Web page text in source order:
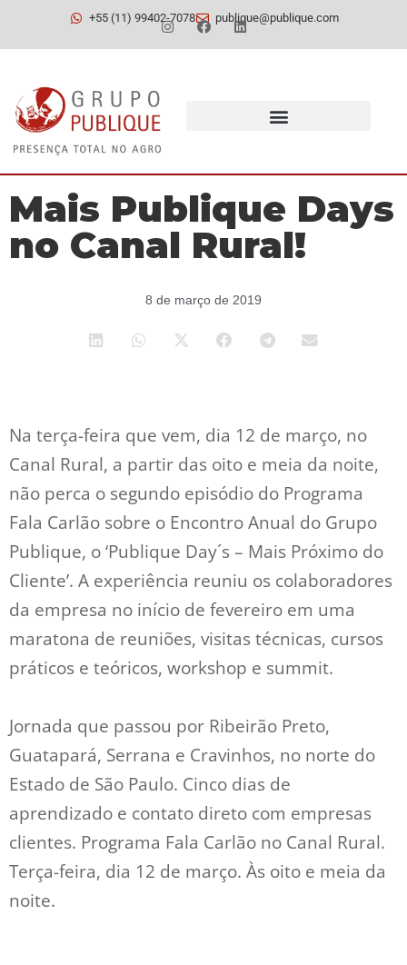
+55 (11) 99402-7078 publique@publique.com
Mais Publique Days
no Canal Rural!
8 de março de 2019
Na terça-feira que vem, dia 12 de março, no
Canal Rural, a partir das oito e meia da noite,
não perca o segundo episódio do Programa
Fala Carlão sobre o Encontro Anual do Grupo
Publique, o ‘Publique Day´s – Mais Próximo do
Cliente’. A experiência reuniu os colaboradores
da empresa no início de fevereiro em uma
maratona de reuniões, visitas técnicas, cursos
práticos e teóricos, workshop e summit.
Jornada que passou por Ribeirão Preto,
Guatapará, Serrana e Cravinhos, no norte do
Estado de São Paulo. Cinco dias de
aprendizado e contato direto com empresas
clientes. Programa Fala Carlão no Canal Rural.
Terça-feira, dia 12 de março. Às oito e meia da
noite.